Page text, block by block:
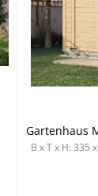
Gartenhaus
B x T x H: 335